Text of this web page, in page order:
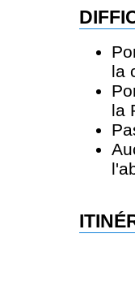
la
la